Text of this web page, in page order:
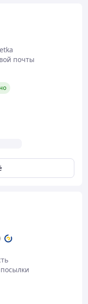
для
ивентов и
почты